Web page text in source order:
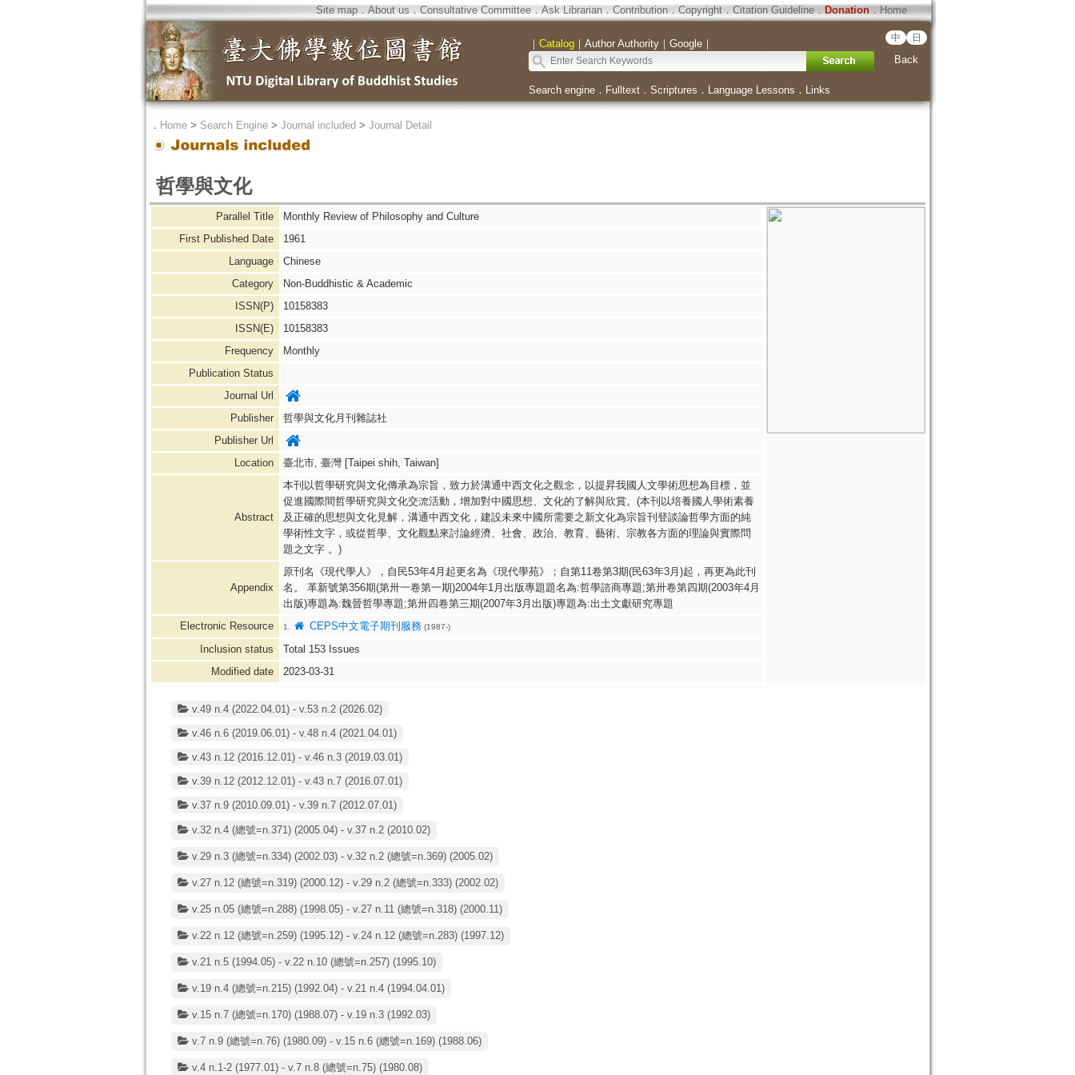
Site map．About us ． Consultative Committee． Ask Librarian． Contribution．Copyright．Citation Guideline． Donation．Home
｜ Catalog｜ Author Authority｜ Google｜ 中 日
Back
Search engine． Fulltext． Scriptures ． Language Lessons ． Links
． Home> Search Engine> Journal included > Journal Detail
哲學與文化
Parallel Title
Monthly Review of Philosophy and Culture
First Published Date
1961
Language
Chinese
Category
Non-Buddhistic & Academic
ISSN(P)
10158383
ISSN(E)
10158383
Frequency
Monthly
Publication Status
Journal Url
Publisher
哲學與文化月刊雜誌社
Publisher Url
Location
臺北市, 臺灣 [Taipei shih, Taiwan]
Abstract
本刊以哲學研究與文化傳承為宗旨，致力於溝通中西文化之觀念，以提昇我國人文學術思想為目標，並
促進國際間哲學研究與文化交流活動，增加對中國思想、文化的了解與欣賞。(本刊以培養國人學術素養
及正確的思想與文化見解，溝通中西文化，建設未來中國所需要之新文化為宗旨刊登談論哲學方面的純
學術性文字，或從哲學、文化觀點來討論經濟、社會、政治、教育、藝術、宗教各方面的理論與實際問
題之文字 。)
Appendix
原刊名《現代學人》，自民53年4月起更名為《現代學苑》；自第11卷第3期(民63年3月)起，再更為此刊
名。 革新號第356期(第卅一卷第一期)2004年1月出版專題題名為:哲學諮商專題;第卅卷第四期(2003年4月
出版)專題為:魏晉哲學專題;第卅四卷第三期(2007年3月出版)專題為:出土文獻研究專題
Electronic Resource
1. CEPS中文電子期刊服務(1987-)
Inclusion status Total 153Issues
Modified date
2023-03-31
v.49 n.4 (2022.04.01) - v.53 n.2 (2026.02)
v.46 n.6 (2019.06.01) - v.48 n.4 (2021.04.01)
v.43 n.12 (2016.12.01) - v.46 n.3 (2019.03.01)
v.39 n.12 (2012.12.01) - v.43 n.7 (2016.07.01)
v.37 n.9 (2010.09.01) - v.39 n.7 (2012.07.01)
v.32 n.4 (總號=n.371) (2005.04) - v.37 n.2 (2010.02)
v.29 n.3 (總號=n.334) (2002.03) - v.32 n.2 (總號=n.369) (2005.02)
v.27 n.12 (總號=n.319) (2000.12) - v.29 n.2 (總號=n.333) (2002.02)
v.25 n.05 (總號=n.288) (1998.05) - v.27 n.11 (總號=n.318) (2000.11)
v.22 n.12 (總號=n.259) (1995.12) - v.24 n.12 (總號=n.283) (1997.12)
v.21 n.5 (1994.05) - v.22 n.10 (總號=n.257) (1995.10)
v.19 n.4 (總號=n.215) (1992.04) - v.21 n.4 (1994.04.01)
v.15 n.7 (總號=n.170) (1988.07) - v.19 n.3 (1992.03)
v.7 n.9 (總號=n.76) (1980.09) - v.15 n.6 (總號=n.169) (1988.06)
v.4 n.1-2 (1977.01) - v.7 n.8 (總號=n.75) (1980.08)